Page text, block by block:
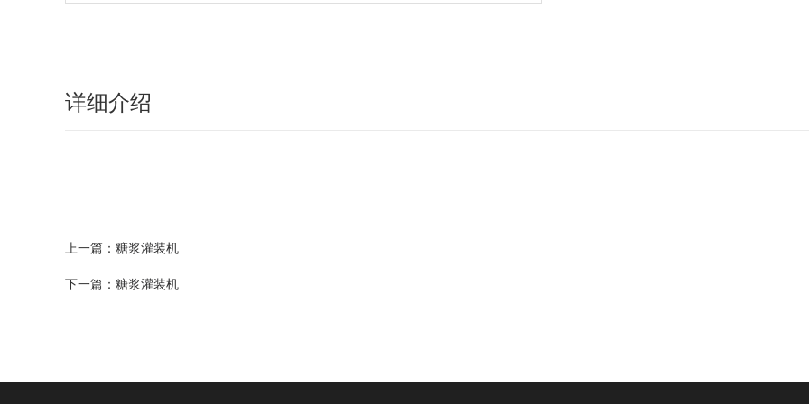
详细介绍
上一篇： 糖浆灌装机
下一篇： 糖浆灌装机